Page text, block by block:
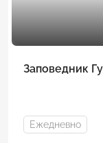
Заповедник
Ежедневно